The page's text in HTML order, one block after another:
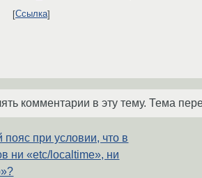
Ссылка
комментарии в эту тему. Тема
пояс при условии, что в
ни «etc/localtime», ни